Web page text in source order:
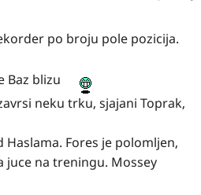
po broju pole pozicija.
Baz blizu
neku trku, sjajani Toprak,
Fores je polomljen,
juce na treningu. Mossey